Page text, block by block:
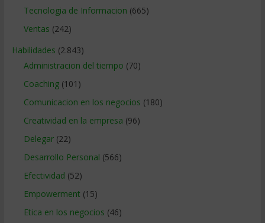
Tecnologia de Informacion (665)
Ventas (242)
Habilidades (2.843)
Administracion del tiempo (70)
Coaching(101)
Comunicacion en los negocios (180)
Creatividad en la empresa (96)
Delegar(22)
Desarrollo Personal (566)
Efectividad (52)
Empowerment (15)
Etica en los negocios (46)